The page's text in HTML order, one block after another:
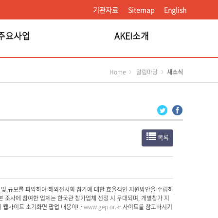
기관자료 Sitemap English
요사업 AKEI소개
Home 알림마당 새소식
목록
규모를 파악하여 해외전시회 참가에 대한 효율적인 지원방안을 수립하
사에 참여한 업체는 한국관 참가업체 선정 시 우대되며, 개별참가 지
사이트 초기화면 팝업 내용이나www.gep.or.kr사이트를 참고하시기